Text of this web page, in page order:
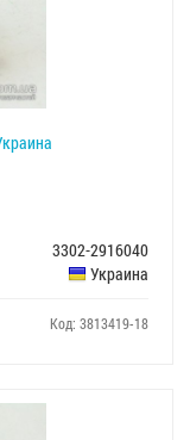
3302-2916040
Украина
Код: 3813419-18